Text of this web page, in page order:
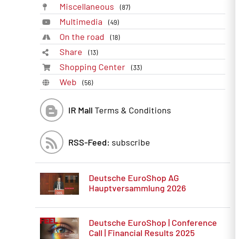
Miscellaneous (87)
Multimedia (49)
On the road (18)
Share (13)
Shopping Center (33)
Web (56)
IR Mall Terms & Conditions
RSS-Feed: subscribe
Deutsche EuroShop AG
Hauptversammlung 2026
Deutsche EuroShop | Conference
Call | Financial Results 2025